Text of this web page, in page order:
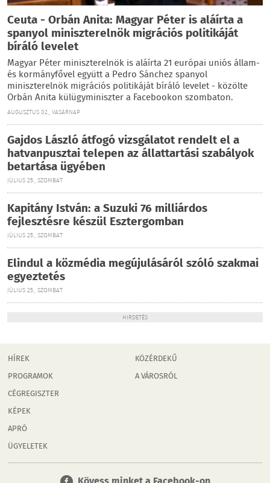
Ceuta - Orbán Anita: Magyar Péter is aláírta a
spanyol miniszterelnök migrációs politikáját
bíráló levelet
Magyar Péter miniszterelnök is aláírta 21 európai uniós állam-
és kormányfővel együtt a Pedro Sánchez spanyol
miniszterelnök migrációs politikáját bíráló levelet - közölte
Orbán Anita külügyminiszter a Facebookon szombaton.
AUGUSZTUS 02., VASÁRNAP
Gajdos László átfogó vizsgálatot rendelt el a
hatvanpusztai telepen az állattartási szabályok
betartása ügyében
JÚLIUS 25., SZOMBAT
Kapitány István: a Suzuki 76 milliárdos
fejlesztésre készül Esztergomban
JÚLIUS 25., SZOMBAT
Elindul a közmédia megújulásáról szóló szakmai
egyeztetés
JÚLIUS 25., SZOMBAT
HIRDETÉS
HÍREK
PROGRAMOK
CÉGREGISZTER
KÉPEK
APRÓ
ÜGYELETEK
KÖZÉRDEKŰ
A VÁROSRÓL